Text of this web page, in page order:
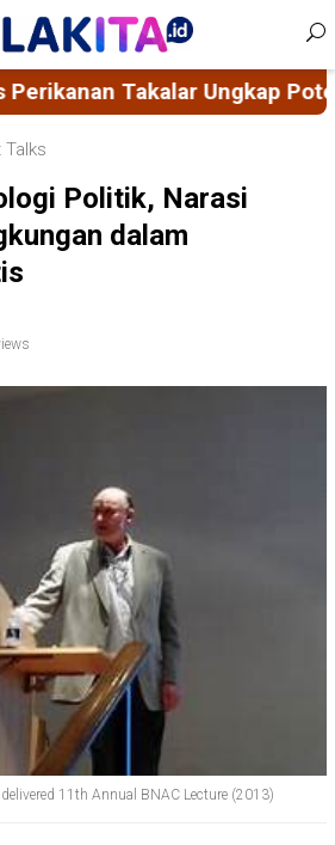
Pangan Akuatik Takalar,
Politik, Narasi
dalam
11th Annual BNAC Lecture (2013)